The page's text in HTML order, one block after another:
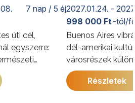
7 nap / 5 éj
úti cél,
egyszerre:
a
izgalmas
2027.01.24. -
Buenos Aires
dél-amerikai
városrészek
kínálja. A program
megismerkedhet
998 000 Ft-tól/
Részletek